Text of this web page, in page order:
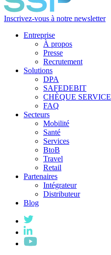
Inscrivez-vous à notre newsletter
Entreprise
À propos
Presse
Recrutement
Solutions
DPA
SAFEDEBIT
CHÈQUE SERVICE
FAQ
Secteurs
Mobilité
Santé
Services
BtoB
Travel
Retail
Partenaires
Intégrateur
Distributeur
Blog